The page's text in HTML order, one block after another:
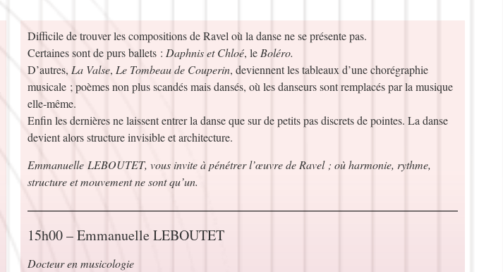
Difficile de trouver les compositions de Ravel où la danse ne se présente pas.
Certaines sont de purs ballets : Daphnis et Chloé, le Boléro.
D’autres, La Valse, Le Tombeau de Couperin, deviennent les tableaux d’une chorégraphie
musicale ; poèmes non plus scandés mais dansés, où les danseurs sont remplacés par la musique
elle-même.
Enfin les dernières ne laissent entrer la danse que sur de petits pas discrets de pointes. La danse
devient alors structure invisible et architecture.
Emmanuelle LEBOUTET, vous invite à pénétrer l’œuvre de Ravel ; où harmonie, rythme,
structure et mouvement ne sont qu’un.
15h00 – Emmanuelle LEBOUTET
Docteur en musicologie